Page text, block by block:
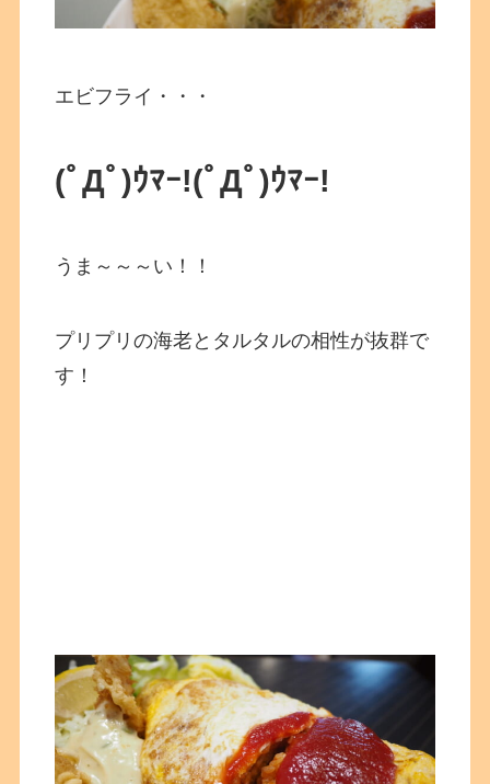
エビフライ・・・
(ﾟДﾟ)ｳﾏｰ!(ﾟДﾟ)ｳﾏｰ!
うま～～～い！！
プリプリの海老とタルタルの相性が抜群で
す！